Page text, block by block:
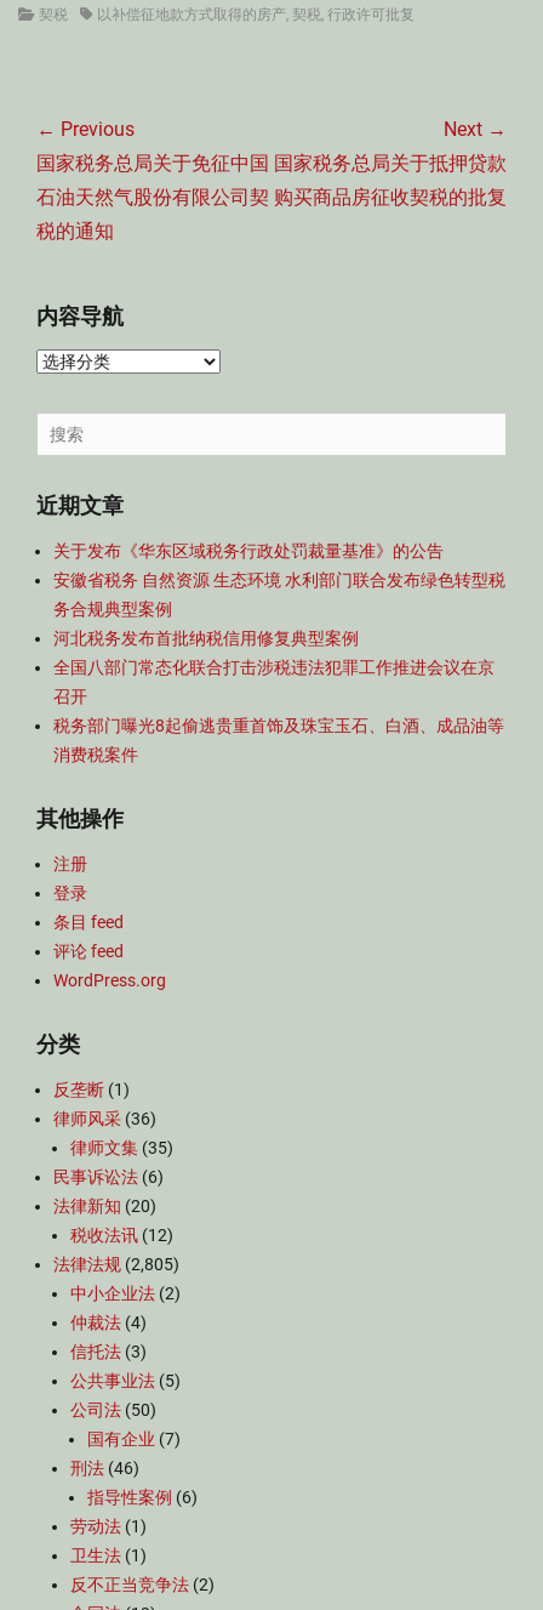
Categories
契税 Tags以补偿征地款方式取得的房产, 契税, 行政许可批复
章
导
航
← Previous
Previous
post:
国家税务总局关于免征中国
石油天然气股份有限公司契
税的通知
Next →
Next
post:
国家税务总局关于抵押贷款
购买商品房征收契税的批复
内容导航
内
导
航
Search
for:
近期文章
关于发布《华东区域税务行政处罚裁量基准》的公告
安徽省税务 自然资源 生态环境 水利部门联合发布绿色转型税
务合规典型案例
河北税务发布首批纳税信用修复典型案例
全国八部门常态化联合打击涉税违法犯罪工作推进会议在京
召开
税务部门曝光8起偷逃贵重首饰及珠宝玉石、白酒、成品油等
消费税案件
其他操作
注册
登录
条目 feed
评论 feed
WordPress.org
分类
反垄断 (1)
律师风采 (36)
律师文集 (35)
民事诉讼法 (6)
法律新知 (20)
税收法讯 (12)
法律法规 (2,805)
中小企业法 (2)
仲裁法 (4)
信托法 (3)
公共事业法 (5)
公司法 (50)
国有企业 (7)
刑法 (46)
指导性案例 (6)
劳动法 (1)
卫生法 (1)
反不正当竞争法 (2)